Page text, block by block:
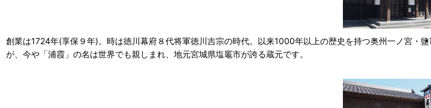
創業は1724年(享保９年)。時は徳川幕府８代将軍徳川吉宗の時代。以来1000年以上の歴史を持つ奥州一ノ宮・
が、今や「浦霞」の名は世界でも親しまれ、地元宮城県塩竈市が誇る蔵元です。